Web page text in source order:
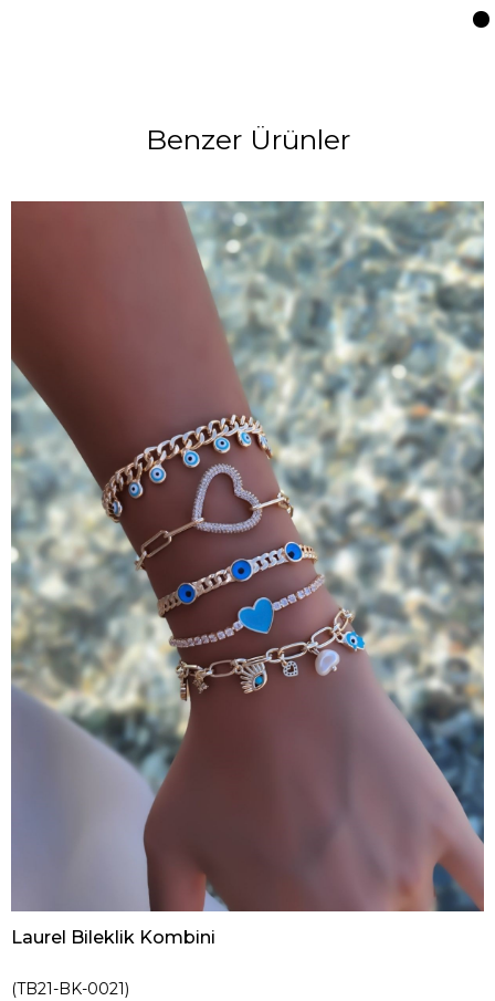
Benzer Ürünler
Laurel Bileklik Kombini
(TB21-BK-0021)